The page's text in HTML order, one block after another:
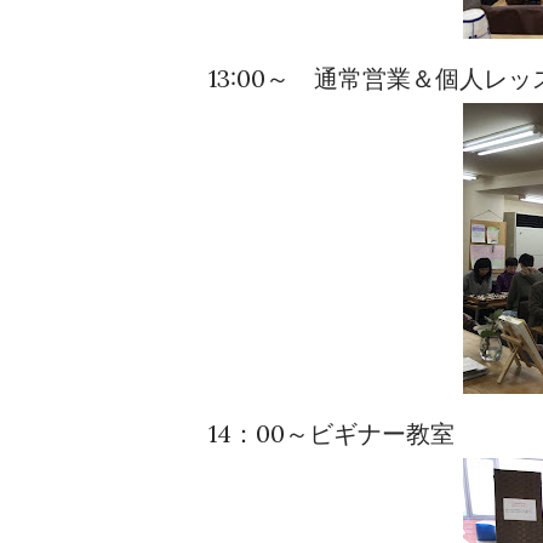
13:00～ 通常営業＆個人レッ
14：00～ビギナー教室